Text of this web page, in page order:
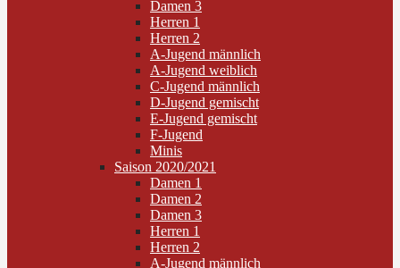
Damen 3
Herren 1
Herren 2
A-Jugend männlich
A-Jugend weiblich
C-Jugend männlich
D-Jugend gemischt
E-Jugend gemischt
F-Jugend
Minis
Saison 2020/2021
Damen 1
Damen 2
Damen 3
Herren 1
Herren 2
A-Jugend männlich